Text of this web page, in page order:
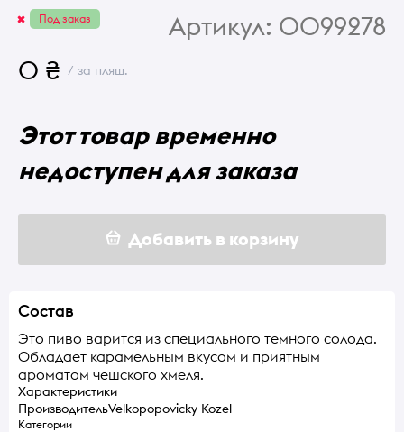
Под заказ Артикул: 0099278
0 ₴ / за пляш.
Этот товар временно
недоступен для заказа
Добавить в корзину
Состав
Это пиво варится из специального темного солода.
Обладает карамельным вкусом и приятным
ароматом чешского хмеля.
Характеристики
ПроизводительVelkopopovicky Kozel
Категории